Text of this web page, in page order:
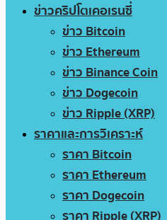
ข่าวคริปโตเคอเรนซี่
ข่าว Bitcoin
ข่าว Ethereum
ข่าว Binance Coin
ข่าว Dogecoin
ข่าว Ripple (XRP)
ราคาและการวิเคราะห์
ราคา Bitcoin
ราคา Ethereum
ราคา Dogecoin